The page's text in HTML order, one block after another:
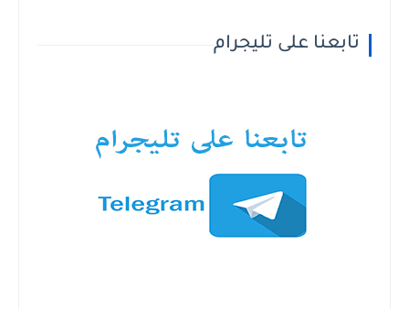
تابعنا على تليجرام